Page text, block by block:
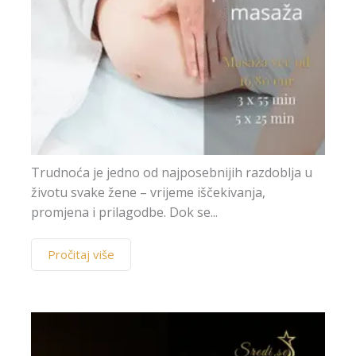
Trudnoća je jedno od najposebnijih razdoblja u
životu svake žene – vrijeme iščekivanja,
promjena i prilagodbe. Dok se...
Pročitaj više